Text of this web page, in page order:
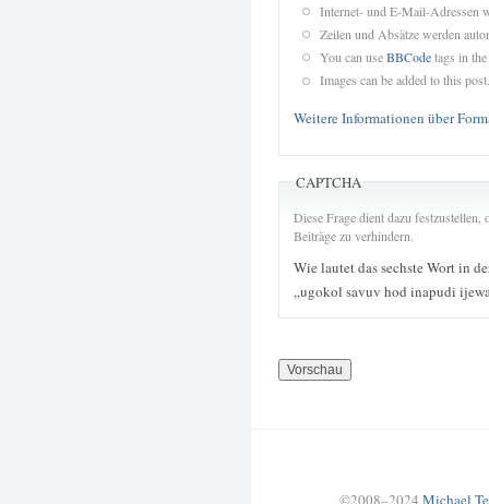
Internet- und E-Mail-Adressen
Zeilen und Absätze werden
You can useBBCodetags in
Images can be added to this post.
Weitere Informationen über
CAPTCHA
Diese Frage dient dazu
Beiträge zu verhindern.
Wie lautet das sechste Wort in
„ugokol savuv hod inapudi
©2008–2024 Michael